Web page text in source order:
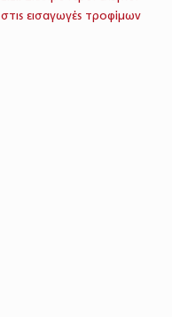
στις εισαγωγές τροφίμων